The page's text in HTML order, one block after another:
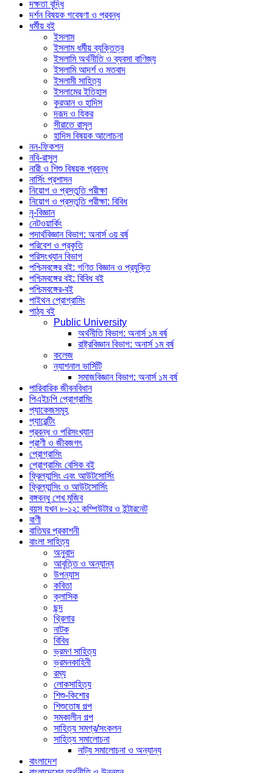
দক্ষতা বৃদ্ধি
দর্শন বিষয়ক গবেষণা ও প্রবন্ধ
ধর্মীয় বই
ইসলাম
ইসলাম ধর্মীয় ব্যক্তিত্ব
ইসলামি অর্থনীতি ও ব্যবসা বাণিজ্য
ইসলামি আদর্শ ও মতবাদ
ইসলামী সাহিত্য
ইসলামের ইতিহাস
কুরআন ও হাদিস
দরূদ ও যিকর
সীরাতে রাসূল
হাদিস বিষয়ক আলোচনা
নন-ফিকশন
নবি-রাসুল
নারী ও শিশু বিষয়ক প্রবন্ধ
নার্সিং প্রশাসন
নিয়োগ ও প্রস্তুতি পরীক্ষা
নিয়োগ ও প্রস্তুতি পরীক্ষা: বিবিধ
নৃ-বিজ্ঞান
নেটওয়ার্কিং
পদার্থবিজ্ঞান বিভাগ: অনার্স ৩য় বর্ষ
পরিবেশ ও প্রকৃতি
পরিসংখ্যান বিভাগ
পশ্চিমবঙ্গের বই: গণিত বিজ্ঞান ও প্রযুক্তি
পশ্চিমবঙ্গের বই: বিবিধ বই
পশ্চিমবঙ্গের-বই
পাইথন প্রোগ্রামিং
পাঠ্য বই
Public University
অর্থনীতি বিভাগ: অনার্স ১ম বর্ষ
রাষ্ট্রবিজ্ঞান বিভাগ: অনার্স ১ম বর্ষ
কলেজ
ন্যাশনাল ভার্সিটি
সমাজবিজ্ঞান বিভাগ: অনার্স ১ম বর্ষ
পারিবারিক জীবনবিধান
পিএইচপি প্রোগ্রামিং
প্যাকেজসমূহ
প্যারেন্টিং
প্রবন্ধ ও পরিসংখ্যান
প্রাণী ও জীবজগৎ
প্রোগ্রামিং
প্রোগ্রামিং বেসিক বই
ফ্রিল্যান্সিং এবং আউটসোর্সিং
ফ্রিল্যান্সিং ও আউটসোর্সিং
বঙ্গবন্ধু শেখ মুজিব
বয়স যখন ৮-১২: কম্পিউটার ও ইন্টারনেট
বাণী
বাতিঘর প্রকাশনী
বাংলা সাহিত্য
অনুবাদ
আবৃত্তি ও অন্যান্য
উপন্যাস
কবিতা
ক্লাসিক
ছন্দ
থ্রিলার
নাটক
বিবিধ
ভ্রমণ সাহিত্য
ভ্রমনকাহিনী
রম্য
লোকসাহিত্য
শিশু-কিশোর
শিশুতোষ গল্প
সমকালীন গল্প
সাহিত্য সমগ্র/সংকলন
সাহিত্য সমালোচনা
নাট্য সমালোচনা ও অন্যান্য
বাংলাদেশ